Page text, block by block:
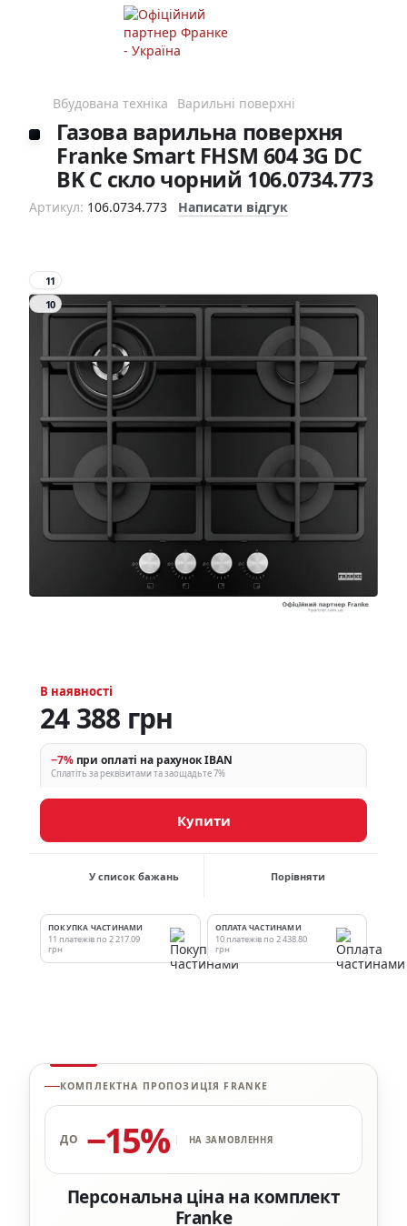
Вбудована техніка Варильні поверхні
Газова варильна поверхня
Franke Smart FHSM 604 3G DC
BK C скло чорний 106.0734.773
Артикул: 106.0734.773 Написати відгук
11
10
В наявності
24 388 грн
−7% при оплаті на рахунок IBAN
Сплатіть за реквізитами та заощадьте 7%
Купити
У список бажань Порівняти
ПОКУПКА ЧАСТИНАМИ
11 платежів по 2 217.09
грн
ОПЛАТА ЧАСТИНАМИ
10 платежів по 2 438.80
грн
КОМПЛЕКТНА ПРОПОЗИЦІЯ FRANKE
ДО −15% НА ЗАМОВЛЕННЯ
Персональна ціна на комплект
Franke